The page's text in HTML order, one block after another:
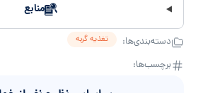
منابع
دسته‌بندی‌ها: تغذیه گربه
برچسب‌ها: